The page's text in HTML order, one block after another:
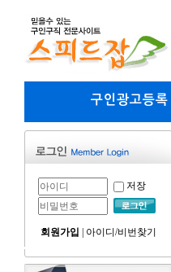
구인광고등록
저장
회원가입 아이디/비번찾기